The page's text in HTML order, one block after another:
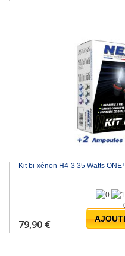
Kit bi-xénon H4-3 35 Watts
79,90 €